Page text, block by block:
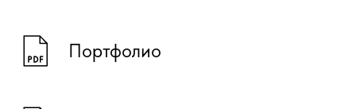
Портфолио